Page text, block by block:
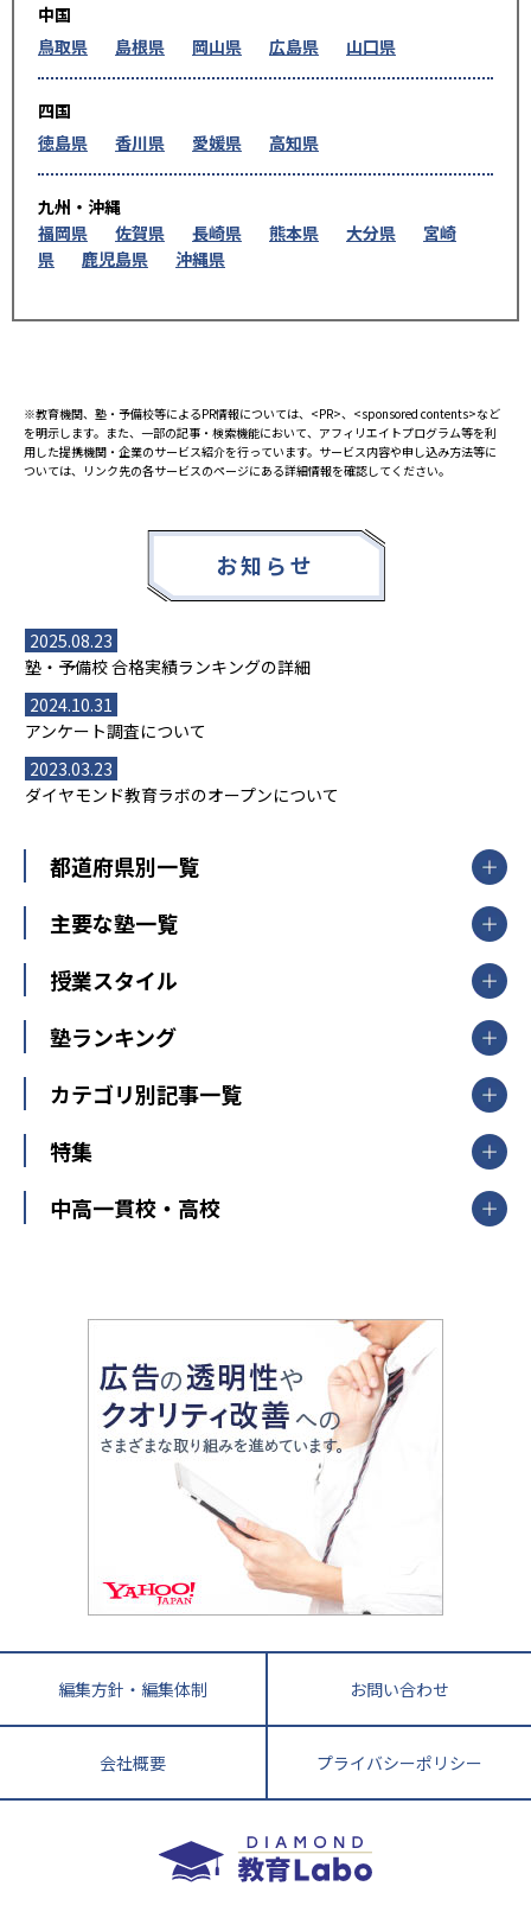
中国
鳥取県
島根県 岡山県 広島県 山口県
四国
徳島県
香川県 愛媛県 高知県
九州・沖縄
福岡県
佐賀県 長崎県 熊本県 大分県
宮崎
県
鹿児島県 沖縄県
※教育機関、塾・予備校等によるPR情報については、<PR>、<sponsored contents>など
を明示します。また、一部の記事・検索機能において、アフィリエイトプログラム等を利
用した提携機関・企業のサービス紹介を行っています。サービス内容や申し込み方法等に
ついては、リンク先の各サービスのページにある詳細情報を確認してください。
お知らせ
2025.08.23
塾・予備校 合格実績ランキングの詳細
2024.10.31
アンケート調査について
2023.03.23
ダイヤモンド教育ラボのオープンについて
都道府県別一覧
北海道・東北
山形県
福島県
関東
東京都
神奈川県
茨城県
栃木県
群馬県
新潟県
中部
愛知県
静岡県
長野県
大阪府
兵庫県 京都府 奈良県
和歌山県
鳥取県
島根県 岡山県 広島県
香川県
高知県
長崎県 熊本県
鹿児島県 沖縄県
主要な塾一覧
【掲載塾一覧を見る】
東京個別指導学院
明光義塾
個別教室のトライ
武田塾
授業スタイル
個別指導
オンライン指導
塾ランキング
中学受験ランキング
カテゴリ別記事一覧
中学受験
大学受験
教育全般
中学受験に熱心な市区町村ランキング
小学校受験
家庭教師
特集
開成番長直伝！子どもの受験を成功させる方法
運動と遊びを考える
情報Ⅰ、数学が苦手な人注目！最短距離の学力
アップ法
悩み多き「大学受験」相談室
英語・英会話・英検対策
小学校教師が解説！中学受験のリアル
教育ジャーナリストが徹底解説！ 大学受験の羅
中高一貫校・高校
大学入試改革
ママテクエグザム
進化する中高一貫校・高校
編集方針・編集体制 お問い合わせ
会社概要 プライバシーポリシー